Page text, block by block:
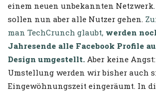
einem neuen unbekannten
sollen nun aber alle Nutzer gehen.
man TechCrunch glaubt, werden
Jahresende alle Facebook Profile
Design umgestellt. Aber keine
Umstellung werden wir bisher auch
Eingewöhnungszeit eingeräumt. In